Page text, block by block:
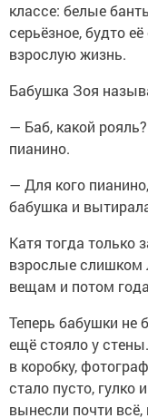
классе: белые
серьёзное, будто
взрослую жизнь.
Бабушка Зоя
— Баб, какой
пианино.
— Для кого
бабушка и
Катя тогда только
взрослые слишком
вещам и потом
Теперь бабушки не
ещё стояло у
в коробку,
стало пусто, гулко
вынесли почти